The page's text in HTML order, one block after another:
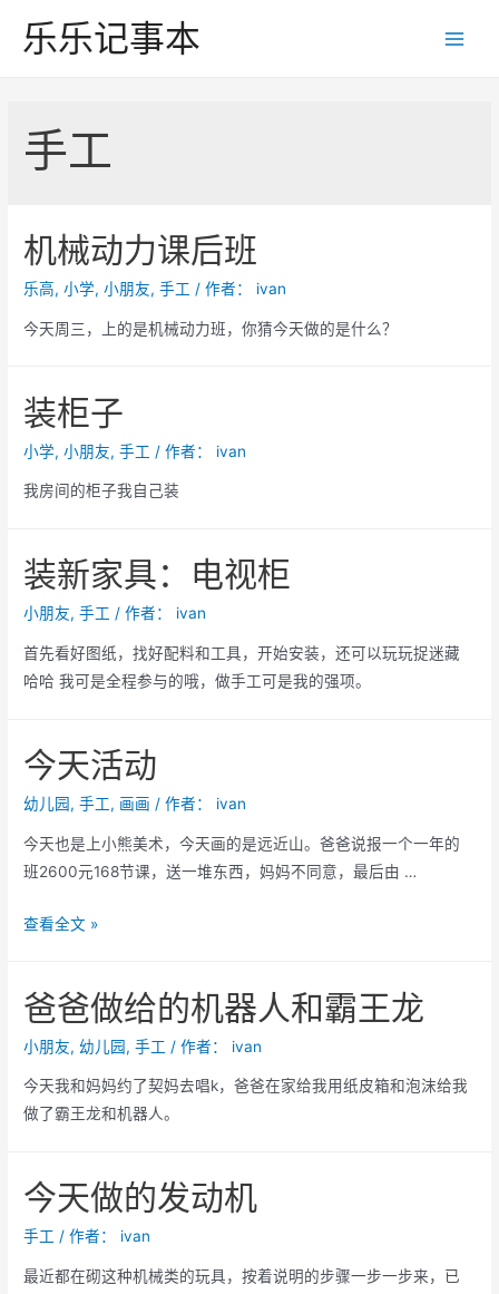
乐乐记事本
手工
机械动力课后班
乐高,小学,小朋友,手工 / 作者： ivan
今天周三，上的是机械动力班，你猜今天做的是什么？
装柜子
小学,小朋友,手工 / 作者： ivan
我房间的柜子我自己装
装新家具：电视柜
小朋友,手工 / 作者： ivan
首先看好图纸，找好配料和工具，开始安装，还可以玩玩捉迷藏
哈哈 我可是全程参与的哦，做手工可是我的强项。
今天活动
幼儿园,手工, 画画 / 作者： ivan
今天也是上小熊美术，今天画的是远近山。爸爸说报一个一年的
班2600元168节课，送一堆东西，妈妈不同意，最后由 …
今
动
查看全文 »
爸爸做给的机器人和霸王龙
小朋友,幼儿园,手工 / 作者： ivan
今天我和妈妈约了契妈去唱k，爸爸在家给我用纸皮箱和泡沫给我
做了霸王龙和机器人。
今天做的发动机
手工 / 作者： ivan
最近都在砌这种机械类的玩具，按着说明的步骤一步一步来，已